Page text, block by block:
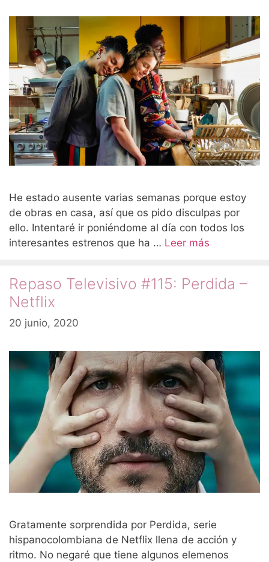
He estado ausente varias semanas porque estoy
de obras en casa, así que os pido disculpas por
ello. Intentaré ir poniéndome al día con todos los
interesantes estrenos que ha … Leer más
Repaso Televisivo #115: Perdida –
Netflix
20 junio, 2020
Gratamente sorprendida por Perdida, serie
hispanocolombiana de Netflix llena de acción y
ritmo. No negaré que tiene algunos elemenos